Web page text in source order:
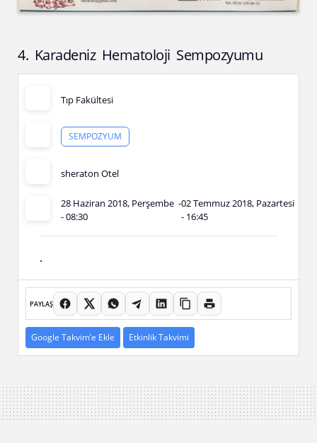
4. Karadeniz Hematoloji Sempozyumu
Tıp Fakültesi
SEMPOZYUM
sheraton Otel
28 Haziran 2018, Perşembe
- 08:30
-02 Temmuz 2018, Pazartesi
- 16:45
.
PAYLAŞ
Google Takvim’e Ekle Etkinlik Takvimi